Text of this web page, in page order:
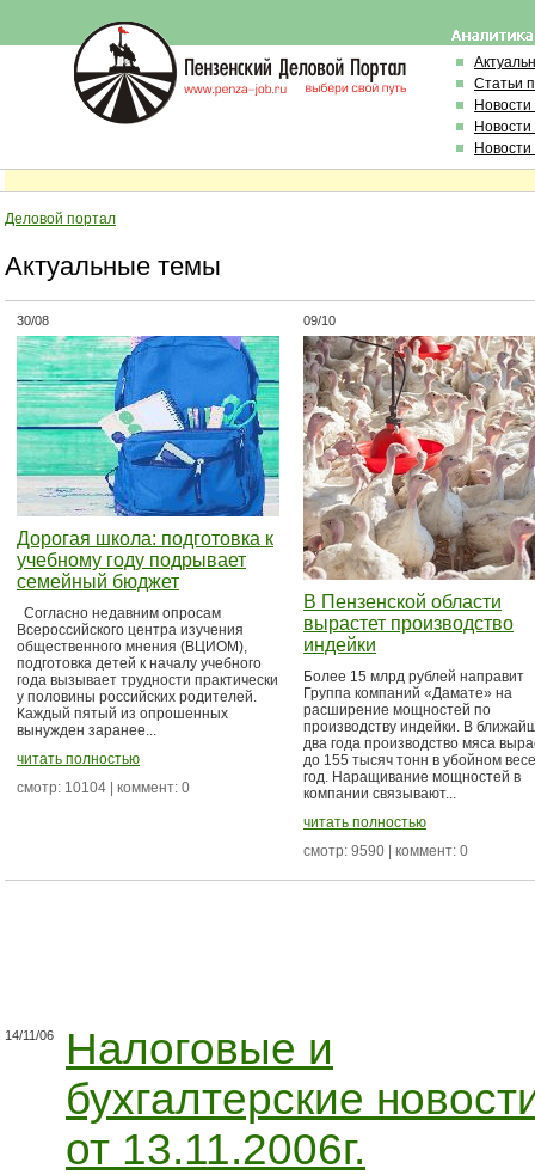
Статьи
Деловой портал
Актуальные темы
30/08
Дорогая школа: подготовка к
учебному году подрывает
семейный бюджет
Согласно недавним опросам
Всероссийского центра изучения
общественного мнения (ВЦИОМ),
подготовка детей к началу учебного
года вызывает трудности практически
у половины российских родителей.
Каждый пятый из опрошенных
вынужден заранее...
читать полностью
смотр: 10104 | коммент: 0
09/10
В Пензенской области
вырастет производство
индейки
Более 15 млрд рублей направит
Группа компаний «Дамате» на
расширение мощностей по
производству индейки. В
два года производство мяса
до 155 тысяч тонн в убойном
год. Наращивание мощностей в
компании связывают...
читать полностью
смотр: 9590 | коммент: 0
14/11/06
Налоговые и
бухгалтерские
от 13.11.2006г.